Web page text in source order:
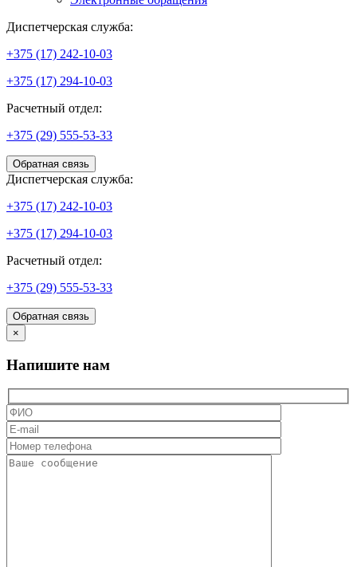
Диспетчерская служба:
+375 (17) 242-10-03
+375 (17) 294-10-03
Расчетный отдел:
+375 (29) 555-53-33
Обратная связь
Диспетчерская служба:
+375 (17) 242-10-03
+375 (17) 294-10-03
Расчетный отдел:
+375 (29) 555-53-33
Обратная связь
×
Напишите нам